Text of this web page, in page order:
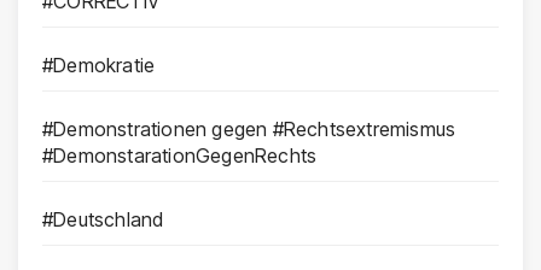
#Demokratie
#Demonstrationen gegen #Rechtsextremismus
#DemonstarationGegenRechts
#Deutschland